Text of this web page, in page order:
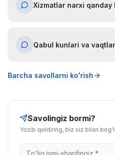
Xizmatlar narxi qanday
Qabul kunlari va
Barcha savollarni ko'rish
Savolingiz bormi?
Yozib qoldiring, biz siz bilan